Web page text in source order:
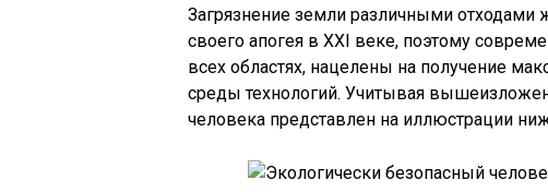
Загрязнение земли различными отходами
своего апогея в XXI веке, поэтому
всех областях, нацелены на получение
среды технологий. Учитывая
человека представлен на иллюстрации